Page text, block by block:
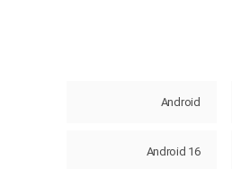
Android
Android 16